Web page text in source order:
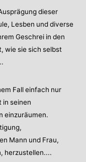
dieser
Lesben und diverse
Geschrei in den
wie sie sich selbst
Fall einfach nur
in seinen
einzuräumen.
Mann und Frau,
herzustellen....